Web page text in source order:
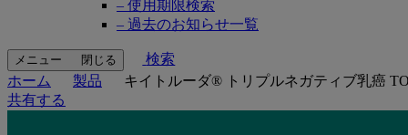
– 使用期限検索
– 過去のお知らせ一覧
メニュー 閉じる
検索
ホーム
製品
キイトルーダ® トリプルネガティブ乳癌
共有する